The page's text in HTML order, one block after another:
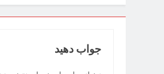
جواب دهید